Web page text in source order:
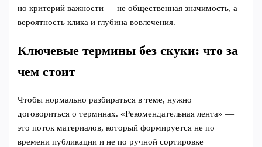
но критерий важности — не общественная значимость, а
вероятность клика и глубина вовлечения.
Ключевые термины без скуки: что за
чем стоит
Чтобы нормально разбираться в теме, нужно
договориться о терминах. «Рекомендательная лента» —
это поток материалов, который формируется не по
времени публикации и не по ручной сортировке